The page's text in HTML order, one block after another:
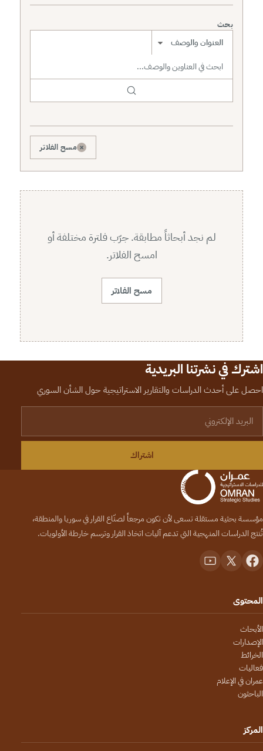
بحث
نطاق البحث
× مسح الفلاتر
لم نجد أبحاثاً مطابقة. جرّب فلترة مختلفة أو
امسح الفلاتر.
مسح الفلاتر
اشترك في نشرتنا البريدية
احصل على أحدث الدراسات والتقارير الاستراتيجية حول الشأن السوري
اشتراك
مؤسسة بحثية مستقلة تسعى لأن تكون مرجعاً لصنّاع القرار في سوريا والمنطقة،
تُنتج الدراسات المنهجية التي تدعم آليات اتخاذ القرار وترسم خارطة الأولويات.
المحتوى
الأبحاث
الإصدارات
الخرائط
فعاليات
عمران في الإعلام
الباحثون
المركز